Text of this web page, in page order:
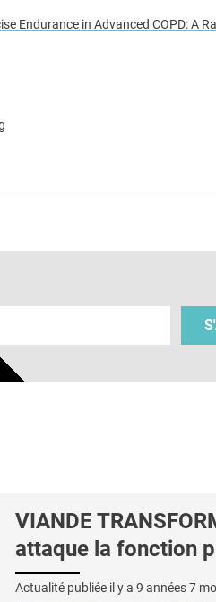
Endurance in Advanced COPD: A
VIANDE
attaque la fonction
Actualité publiée il y a 9 années 7